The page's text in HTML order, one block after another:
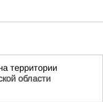
области